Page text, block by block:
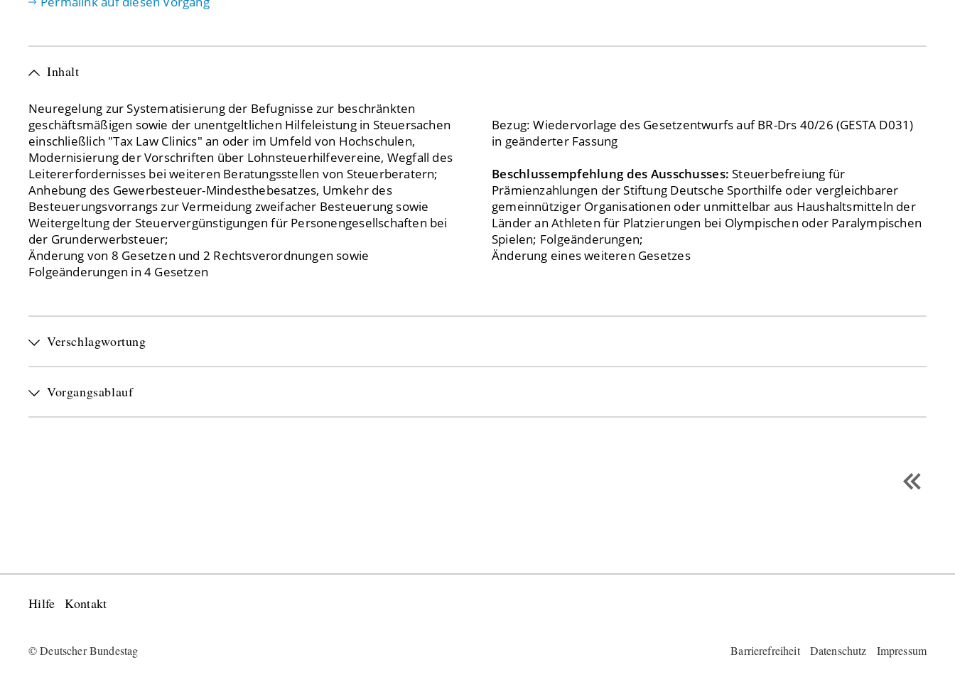
Inhalt
Neuregelung zur Systematisierung der Befugnisse zur beschränkten
geschäftsmäßigen sowie der unentgeltlichen Hilfeleistung in Steuersachen
einschließlich "Tax Law Clinics" an oder im Umfeld von Hochschulen,
Modernisierung der Vorschriften über Lohnsteuerhilfevereine, Wegfall des
Leitererfordernisses bei weiteren Beratungsstellen von Steuerberatern;
Anhebung des Gewerbesteuer-Mindesthebesatzes, Umkehr des
Besteuerungsvorrangs zur Vermeidung zweifacher Besteuerung sowie
Weitergeltung der Steuervergünstigungen für Personengesellschaften bei
der Grunderwerbsteuer;
Änderung von 8 Gesetzen und 2 Rechtsverordnungen sowie
Folgeänderungen in 4 Gesetzen
Bezug: Wiedervorlage des Gesetzentwurfs auf BR-Drs 40/26 (GESTA D031)
in geänderter Fassung
Beschlussempfehlung des Ausschusses: Steuerbefreiung für
Prämienzahlungen der Stiftung Deutsche Sporthilfe oder vergleichbarer
gemeinnütziger Organisationen oder unmittelbar aus Haushaltsmitteln der
Länder an Athleten für Platzierungen bei Olympischen oder Paralympischen
Spielen; Folgeänderungen;
Änderung eines weiteren Gesetzes
Verschlagwortung
Vorgangsablauf
Hilfe Kontakt
© Deutscher Bundestag Barrierefreiheit Datenschutz Impressum